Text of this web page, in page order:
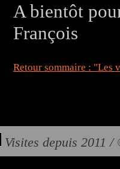
A bientôt
François
Retour sommaire : "Les
Visites depuis 2011